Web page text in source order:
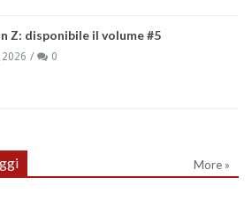
Z: disponibile il volume #5
0
More »